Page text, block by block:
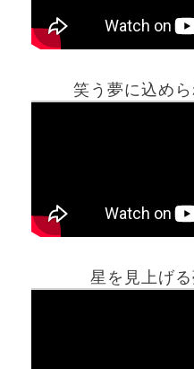
笑う夢に込め
星を見上げ